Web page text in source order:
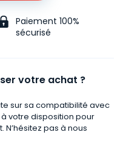
Paiement 100%
sécurisé
votre achat ?
sur sa compatibilité avec
votre disposition pour
pas à nous